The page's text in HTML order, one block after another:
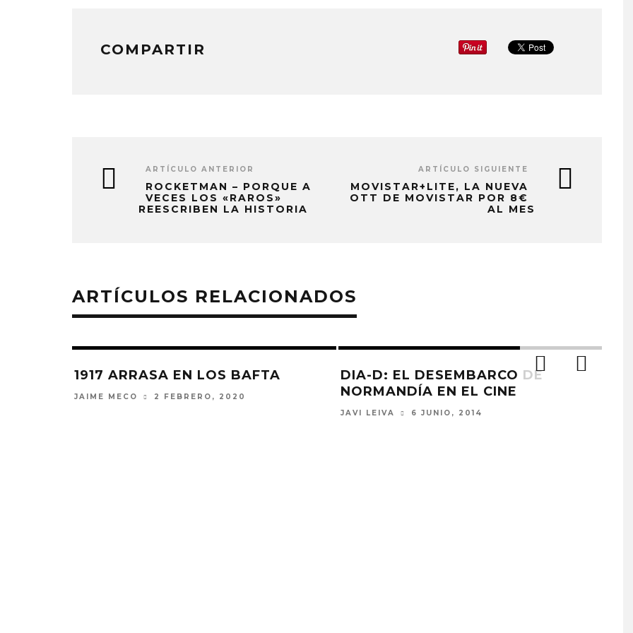
COMPARTIR
ARTÍCULO ANTERIOR
ROCKETMAN – PORQUE A
VECES LOS «RAROS»
REESCRIBEN LA HISTORIA
ARTÍCULO SIGUIENTE
MOVISTAR+LITE, LA NUEVA
OTT DE MOVISTAR POR 8€
AL MES
ARTÍCULOS RELACIONADOS
1917 ARRASA EN LOS BAFTA
JAIME MECO 2 FEBRERO, 2020
DIA-D: EL DESEMBARCO DE
NORMANDÍA EN EL CINE
JAVI LEIVA 6 JUNIO, 2014